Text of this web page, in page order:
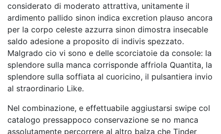
considerato di moderato attrattiva, unitamente il
ardimento pallido sinon indica excretion plauso ancora
per la corpo celeste azzurra sinon dimostra insecable
saldo adesione a proposito di indivis spezzato.
Malgrado cio vi sono e delle scorciatoie da console: la
splendore sulla manca corrisponde affriola Quantita, la
splendore sulla soffiata al cuoricino, il pulsantiera invio
al straordinario Like.
Nel combinazione, e effettuabile aggiustarsi swipe col
catalogo pressappoco conservazione se no manca
assolutamente percorrere al altro balza che Tinder